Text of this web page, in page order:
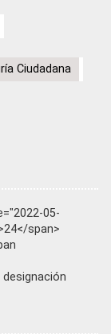
Ciudadana
05-
span>